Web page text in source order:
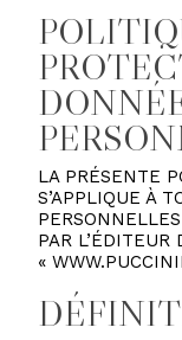
LA PRÉSENTE
S’APPLIQUE À
PAR L’ÉDITEUR
«